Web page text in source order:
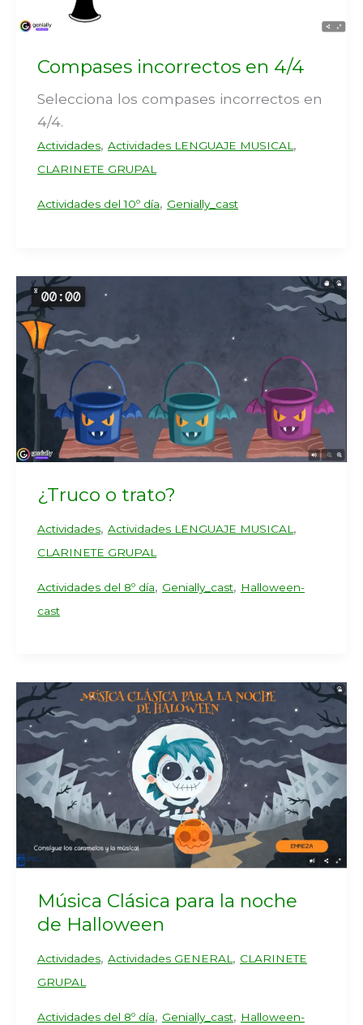
Compases incorrectos en 4/4
Selecciona los compases incorrectos en
4/4.
Actividades, Actividades LENGUAJE MUSICAL,
CLARINETE GRUPAL
Actividades del 10º día, Genially_cast
¿Truco o trato?
Actividades, Actividades LENGUAJE MUSICAL ,
CLARINETE GRUPAL
Actividades del 8º día, Genially_cast, Halloween-
cast
Música Clásica para la noche
de Halloween
Actividades, Actividades GENERAL , CLARINETE
GRUPAL
Actividades del 8º día, Genially_cast, Halloween-